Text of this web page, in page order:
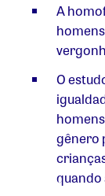
A
O
gênero
quando